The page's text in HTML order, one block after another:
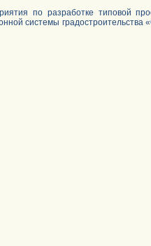
по разработке типовой
системы